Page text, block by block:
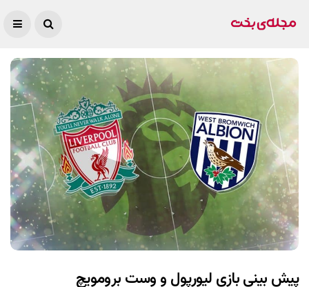
پیش بینی بازی لیورپول و وست برومویچ